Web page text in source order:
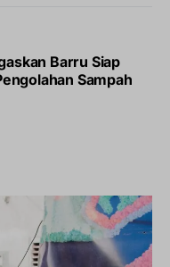
Barru Siap
Sampah